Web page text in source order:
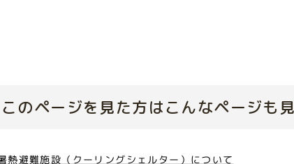
このページを見た方はこんなページも
熱避難施設（クーリングシェルター）について